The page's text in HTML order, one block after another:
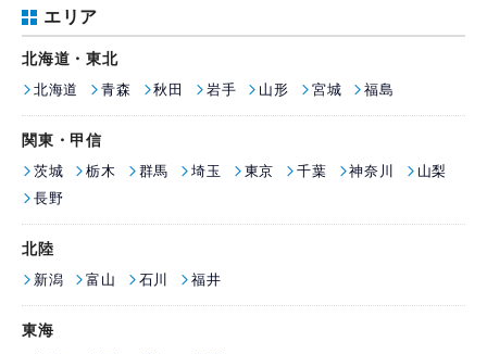
エリア
北海道・東北
北海道
青森 秋田 岩手 山形 宮城 福島
関東・甲信
茨城
栃木 群馬 埼玉 東京 千葉 神奈川
山梨
長野
北陸
新潟
富山 石川 福井
東海